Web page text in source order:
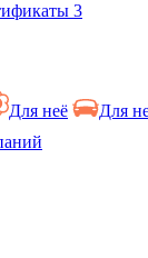
3
Для неё Для